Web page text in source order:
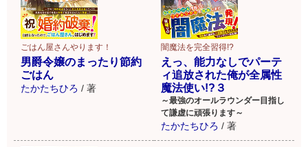
ごはん屋さんやります！
男爵令嬢のまったり節約
ごはん
たかたちひろ / 著
闇魔法を完全習得!?
えっ、能力なしでパーテ
ィ追放された俺が全属性
魔法使い!?３
～最強のオールラウンダー目指し
て謙虚に頑張ります～
たかたちひろ / 著